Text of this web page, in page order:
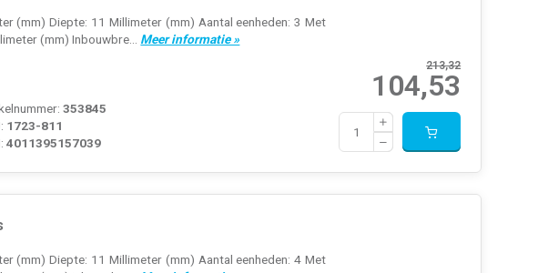
(mm) Diepte: 11 Millimeter (mm) Aantal eenheden: 3 Met
(mm) Inbouwbre... Meer informatie »
213,32
104,53
353845
1723-811
4011395157039
(mm) Diepte: 11 Millimeter (mm) Aantal eenheden: 4 Met